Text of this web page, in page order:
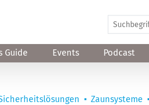
Guide Events Podcast
Zaunsysteme